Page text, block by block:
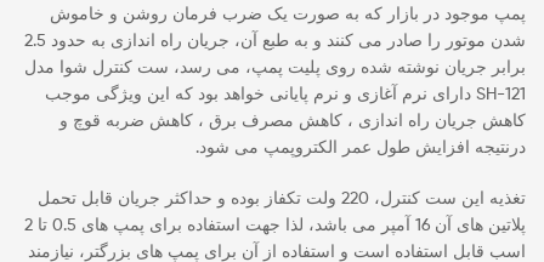
پمپ موجود در بازار که به صورت یک ضرب فرمان روشن و خاموش
شدن موتور را صادر می کنند و به طبع آن، جریان راه اندازی به حدود 2.5
برابر جریان نوشته شده روی پلیت پمپ، می رسد، ست کنترل شوا مدل
SH-121 دارای نرم آغازی و نرم پایانی خواهد بود که این ویژگی موجب
کاهش جریان راه اندازی ، کاهش مصرف برق ، کاهش ضربه قوچ و
درنتیجه افزایش طول عمر الکتروپمپ می شود.
تغذیه این ست کنترل، 220 ولت تکفاز بوده و حداکثر جریان قابل تحمل
پلاتین های آن 16 آمپر می باشد، لذا جهت استفاده برای پمپ های 0.5 تا 2
اسب قابل استفاده است و استفاده از آن برای پمپ های بزرگتر، نیازمند